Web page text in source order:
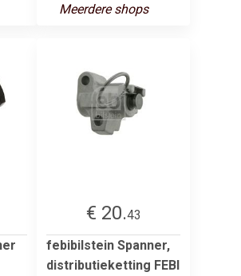
Meerdere shops
€ 20.43
febibilstein Spanner,
distributieketting FEBI